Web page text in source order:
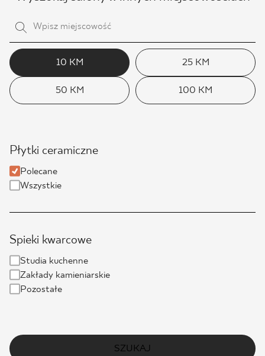
10 KM 25 KM
50 KM 100 KM
Płytki ceramiczne
Polecane
Wszystkie
Spieki kwarcowe
Studia kuchenne
Zakłady kamieniarskie
Pozostałe
SZUKAJ